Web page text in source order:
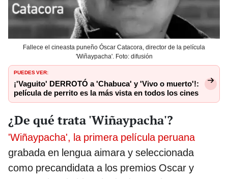
Fallece el cineasta puneño Óscar Catacora, director de la película
'Wiñaypacha'. Foto: difusión
PUEDES VER:
¡'Vaguito' DERROTÓ a 'Chabuca' y 'Vivo o muerto'!:
película de perrito es la más vista en todos los cines
¿De qué trata 'Wiñaypacha'?
'Wiñaypacha', la primera película peruana
grabada en lengua aimara y seleccionada
como precandidata a los premios Oscar y